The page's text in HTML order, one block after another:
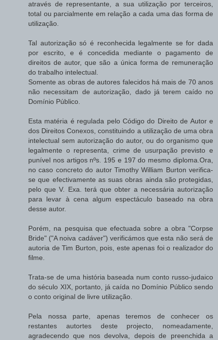
através de representante, a sua utilização por terceiros,
total ou parcialmente em relação a cada uma das forma de
utilização.
Tal autorização só é reconhecida legalmente se for dada
por escrito, e é concedida mediante o pagamento de
direitos de autor, que são a única forma de remuneração
do trabalho intelectual.
Somente as obras de autores falecidos há mais de 70 anos
não necessitam de autorização, dado já terem caído no
Domínio Público.
Esta matéria é regulada pelo Código do Direito de Autor e
dos Direitos Conexos, constituindo a utilização de uma obra
intelectual sem autorização do autor, ou do organismo que
legalmente o representa, crime de usurpação previsto e
punível nos artigos nºs. 195 e 197 do mesmo diploma.Ora,
no caso concreto do autor Timothy William Burton verifica-
se que efectivamente as suas obras ainda são protegidas,
pelo que V. Exa. terá que obter a necessária autorização
para levar à cena algum espectáculo baseado na obra
desse autor.
Porém, na pesquisa que efectuada sobre a obra "Corpse
Bride" ("A noiva cadáver") verificámos que esta não será de
autoria de Tim Burton, pois, este apenas foi o realizador do
filme.
Trata-se de uma história baseada num conto russo-judaico
do século XIX, portanto, já caída no Domínio Público sendo
o conto original de livre utilização.
Pela nossa parte, apenas teremos de conhecer os
restantes autortes deste projecto, nomeadamente,
agradecendo que nos devolva, depois de preenchida a